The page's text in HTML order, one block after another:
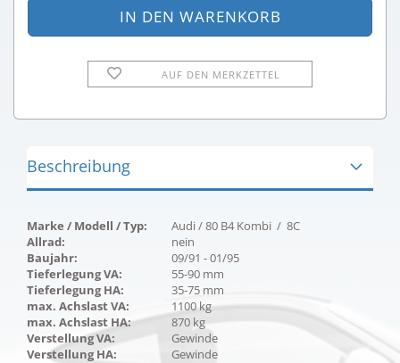
AUF DEN MERKZETTEL
Beschreibung
Marke / Modell / Typ:
Audi / 80 B4 Kombi / 8C
Allrad:
nein
Baujahr:
09/91 - 01/95
Tieferlegung VA:
55-90 mm
Tieferlegung HA:
35-75 mm
max. Achslast VA:
1100 kg
max. Achslast HA:
870 kg
Verstellung VA:
Gewinde
Verstellung HA:
Gewinde